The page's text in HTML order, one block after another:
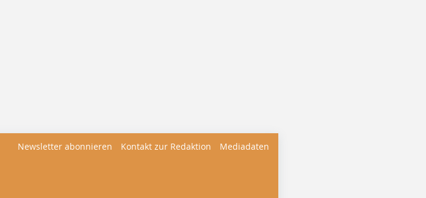
Newsletter abonnieren Kontakt zur Redaktion Mediadaten